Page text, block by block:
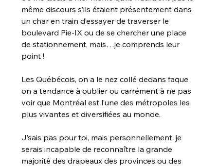
même discours s’ils étaient présentement dans
un char en train d’essayer de traverser le
boulevard Pie-IX ou de se chercher une place
de stationnement, mais…je comprends leur
point !
Les Québécois, on a le nez collé dedans faque
on a tendance à oublier ou carrément à ne pas
voir que Montréal est l’une des métropoles les
plus vivantes et diversifiées au monde.
J’sais pas pour toi, mais personnellement, je
serais incapable de reconnaître la grande
majorité des drapeaux des provinces ou des